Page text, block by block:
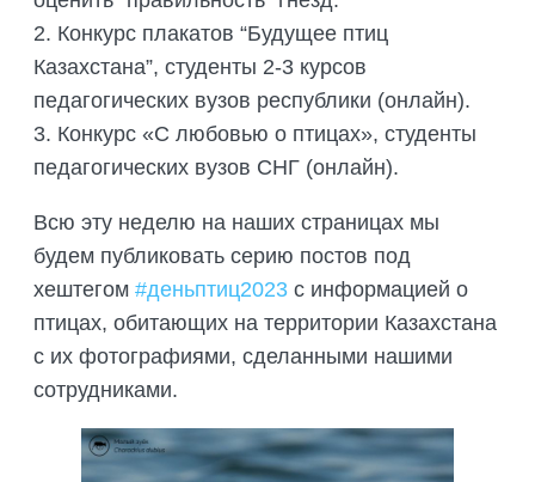
2. Конкурс плакатов “Будущее птиц
Казахстана”, студенты 2-3 курсов
педагогических вузов республики (онлайн).
3. Конкурс «С любовью о птицах», студенты
педагогических вузов СНГ (онлайн).
Всю эту неделю на наших страницах мы
будем публиковать серию постов под
хештегом #деньптиц2023 с информацией о
птицах, обитающих на территории Казахстана
с их фотографиями, сделанными нашими
сотрудниками.